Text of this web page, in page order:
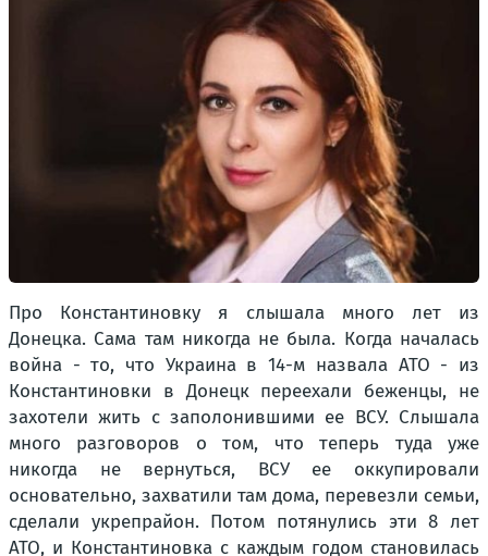
Про Константиновку я слышала много лет из
Донецка. Сама там никогда не была. Когда началась
война - то, что Украина в 14-м назвала АТО - из
Константиновки в Донецк переехали беженцы, не
захотели жить с заполонившими ее ВСУ. Слышала
много разговоров о том, что теперь туда уже
никогда не вернуться, ВСУ ее оккупировали
основательно, захватили там дома, перевезли семьи,
сделали укрепрайон. Потом потянулись эти 8 лет
АТО, и Константиновка с каждым годом становилась